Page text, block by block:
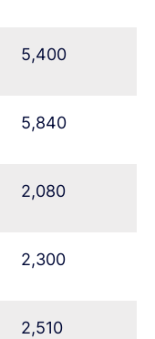
5,400
5,840
2,080
2,300
2,510